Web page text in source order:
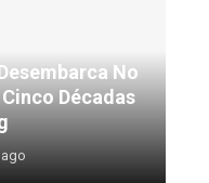
No
Décadas